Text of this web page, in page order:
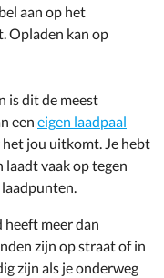
aan op het
Opladen kan op
is dit de meest
een eigen laadpaal
jou uitkomt. Je hebt
laadt vaak op tegen
heeft meer dan
zijn op straat of in
zijn als je onderweg